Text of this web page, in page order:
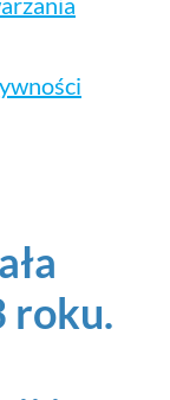
roku.